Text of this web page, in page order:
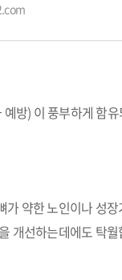
방) 이 풍부하게 함
약한 노인이나 성
개선하는데에도 탁월